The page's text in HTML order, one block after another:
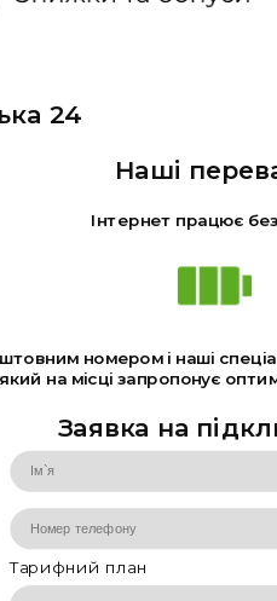
24
Наші
Інтернет працює
номером і наші
на місці запропонує
Заявка на
Тарифний план